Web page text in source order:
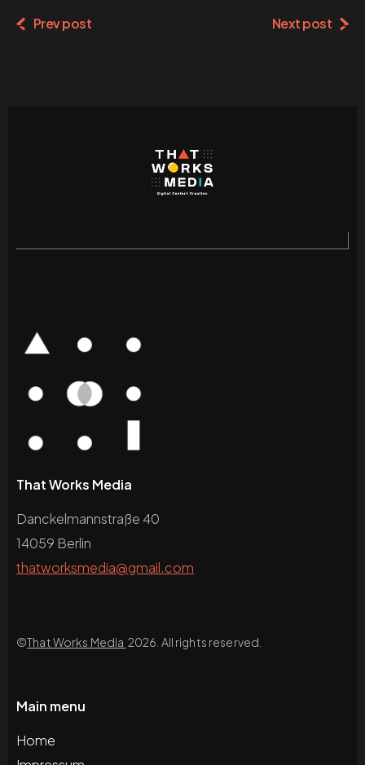
Prev post Next post
That Works Media
Danckelmannstraße 40
14059 Berlin
thatworksmedia@gmail.com
©That Works Media 2026. All rights reserved.
Main menu
Home